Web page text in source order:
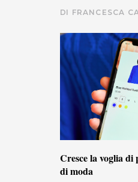
DI FRANCESCA
Cresce la voglia
di moda